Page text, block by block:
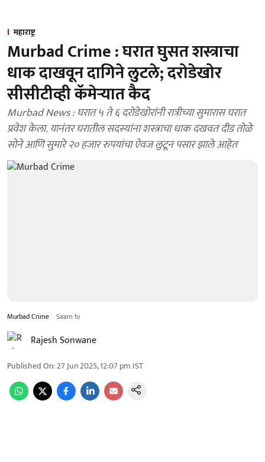
महाराष्ट्र
Murbad Crime : घरात घुसत शस्त्राचा
धाक दाखवून दागिने लुटले; दरोडेखोर
सीसीटीव्ही कॅमेऱ्यात कैद
Murbad News : घरात ५ ते ६ दरोडेखोरांनी रात्रीच्या सुमारास घरात
प्रवेश केला. यानंतर घरातील सदस्यांना शस्त्राचा धाक दखवत दीड तोळे
सोने आणि सुमारे २० हजार रुपयांचा ऐवज लुटून पसार झाले आहेत
Murbad Crime Saam tv
Rajesh Sonwane
Published On:27 Jun 2025, 12:07 pm IST